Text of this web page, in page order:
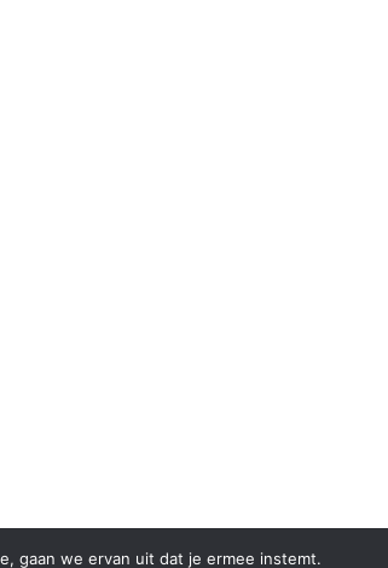
gaan we ervan uit dat je ermee instemt.